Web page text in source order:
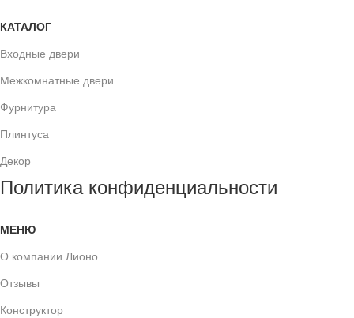
КАТАЛОГ
Входные двери
Межкомнатные двери
Фурнитура
Плинтуса
Декор
Политика конфиденциальности
МЕНЮ
О компании Лионо
Отзывы
Конструктор